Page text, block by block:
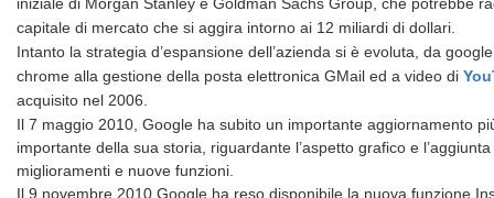
iniziale di Morgan Stanley e Goldman Sachs Group, che potrebbe
capitale di mercato che si aggira intorno ai 12 miliardi di dollari.
Intanto la strategia d’espansione dell’azienda si è evoluta, da google
chrome alla gestione della posta elettronica GMail ed a video di
acquisito nel 2006.
Il 7 maggio 2010, Google ha subito un importante aggiornamento
importante della sua storia, riguardante l’aspetto grafico e l’aggiunta
miglioramenti e nuove funzioni.
Il 9 novembre 2010 Google ha reso disponibile la nuova funzione